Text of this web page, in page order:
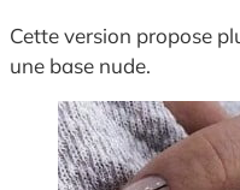
Cette version propose
une base nude.